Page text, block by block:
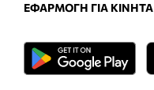
ΕΦΑΡΜΟΓΉ ΓΙΑ ΚΙΝΗΤΆ